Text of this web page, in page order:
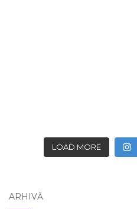
LOAD MORE
ARHIVĂ